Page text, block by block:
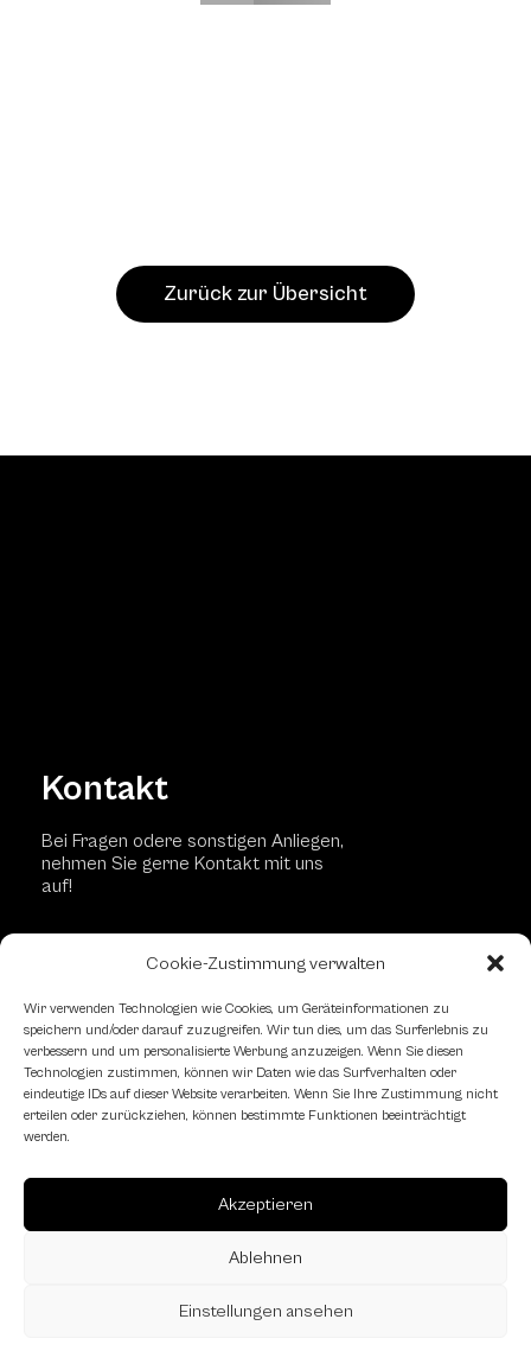
Cookie-Zustimmung verwalten
Wir verwenden Technologien wie Cookies, um Geräteinformationen zu
speichern und/oder darauf zuzugreifen. Wir tun dies, um das Surferlebnis zu
verbessern und um personalisierte Werbung anzuzeigen. Wenn Sie diesen
Technologien zustimmen, können wir Daten wie das Surfverhalten oder
eindeutige IDs auf dieser Website verarbeiten. Wenn Sie Ihre Zustimmung nicht
erteilen oder zurückziehen, können bestimmte Funktionen beeinträchtigt
werden.
Akzeptieren
Ablehnen
Einstellungen ansehen
Zurück zur Übersicht
Kontakt
Bei Fragen odere sonstigen Anliegen,
nehmen Sie gerne Kontakt mit uns
auf!
Schachfreundliche Lokale